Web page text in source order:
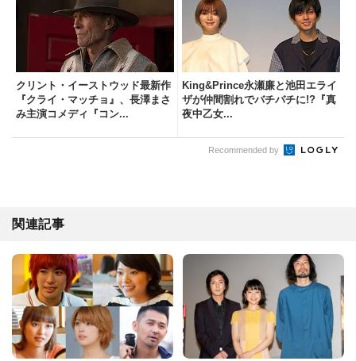
クリント・イーストウッド最新作
『クライ・マッチョ』、長澤まさ
み主演コメディ『コン...
King&Prince永瀬廉と池田エライ
ザが仲間割れでバチバチに!?『真
夜中乙女...
Recommended by
関連記事